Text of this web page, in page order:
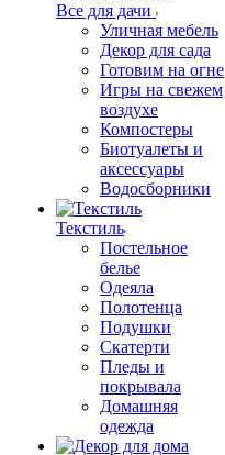
Все для дачи
Уличная мебель
Декор для сада
Готовим на огне
Игры на свежем
воздухе
Компостеры
Биотуалеты и
аксессуары
Водосборники
Текстиль
Постельное
белье
Одеяла
Полотенца
Подушки
Скатерти
Пледы и
покрывала
Домашняя
одежда